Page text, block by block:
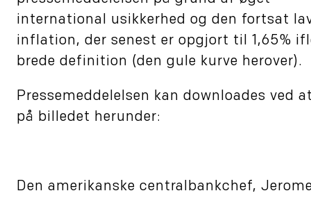
international usikkerhed og den fortsat
inflation, der senest er opgjort til 1,65%
brede definition (den gule kurve herover).
Pressemeddelelsen kan downloades ved
på billedet herunder:
Den amerikanske centralbankchef,